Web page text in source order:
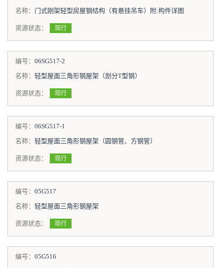
名称： 门式刚架轻型房屋钢结构（有悬挂吊车）附:构件详图
资源状态： 现行
编号： 06SG517-2
名称： 轻型屋面三角形钢屋架（剖分T型钢）
资源状态： 现行
编号： 06SG517-1
名称： 轻型屋面三角形钢屋架（圆钢管、方钢管）
资源状态： 现行
编号： 05G517
名称： 轻型屋面三角形钢屋架
资源状态： 现行
编号： 05G516